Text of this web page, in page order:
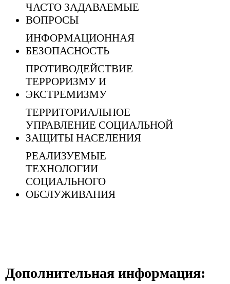
ЧАСТО ЗАДАВАЕМЫЕ
ВОПРОСЫ
ИНФОРМАЦИОННАЯ
БЕЗОПАСНОСТЬ
ПРОТИВОДЕЙСТВИЕ
ТЕРРОРИЗМУ И
ЭКСТРЕМИЗМУ
ТЕРРИТОРИАЛЬНОЕ
УПРАВЛЕНИЕ СОЦИАЛЬНОЙ
ЗАЩИТЫ НАСЕЛЕНИЯ
РЕАЛИЗУЕМЫЕ
ТЕХНОЛОГИИ
СОЦИАЛЬНОГО
ОБСЛУЖИВАНИЯ
Дополнительная информация: